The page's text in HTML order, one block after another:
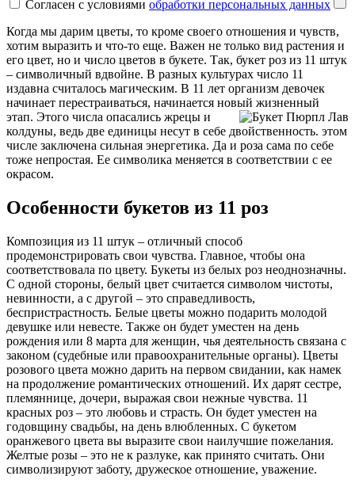
Согласен с условиями обработки персональных данных
Когда мы дарим цветы, то кроме своего отношения и чувств,
хотим выразить и что-то еще. Важен не только вид растения и
его цвет, но и число цветов в букете. Так, букет роз из 11 штук
– символичный вдвойне. В разных культурах число 11
издавна считалось магическим. В 11 лет организм девочек
начинает перестраиваться, начинается новый жизненный
этап. Этого числа опасались жрецы и
колдуны, ведь две единицы несут в себе двойственность. этом
числе заключена сильная энергетика. Да и роза сама по себе
тоже непростая. Ее символика меняется в соответствии с ее
окрасом.
Особенности букетов из 11 роз
Композиция из 11 штук – отличный способ
продемонстрировать свои чувства. Главное, чтобы она
соответствовала по цвету. Букеты из белых роз неоднозначны.
С одной стороны, белый цвет считается символом чистоты,
невинности, а с другой – это справедливость,
беспристрастность. Белые цветы можно подарить молодой
девушке или невесте. Также он будет уместен на день
рождения или 8 марта для женщин, чья деятельность связана с
законом (судебные или правоохранительные органы). Цветы
розового цвета можно дарить на первом свидании, как намек
на продолжение романтических отношений. Их дарят сестре,
племяннице, дочери, выражая свои нежные чувства. 11
красных роз – это любовь и страсть. Он будет уместен на
годовщину свадьбы, на день влюбленных. С букетом
оранжевого цвета вы выразите свои наилучшие пожелания.
Желтые розы – это не к разлуке, как принято считать. Они
символизируют заботу, дружеское отношение, уважение.